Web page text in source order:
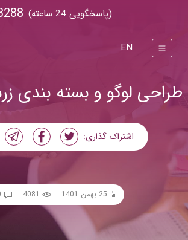
(پاسخگویی 24 ساعته)
EN
طراحی لوگو و بسته بندی
اشتراک گذاری:
25 بهمن 1401 4081